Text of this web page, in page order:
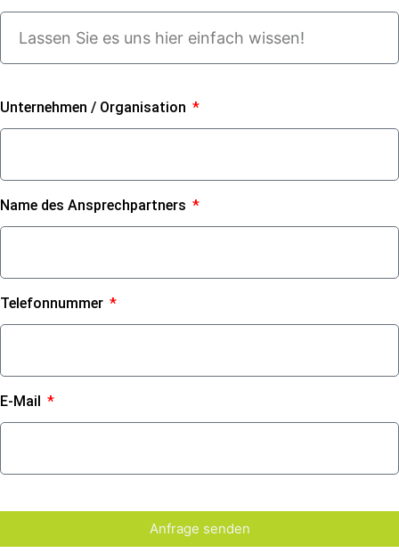
Unternehmen / Organisation
Name des Ansprechpartners
Telefonnummer
E-Mail
Anfrage senden